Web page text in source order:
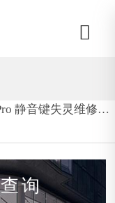
静音键失灵维修价
询